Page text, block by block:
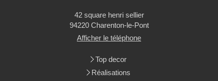
42 square henri sellier
94220 Charenton-le-Pont
Afficher le téléphone
Top decor
Réalisations